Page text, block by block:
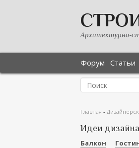
Архитектурно-
Форум Статьи
Главная -
Идеи
Балкон